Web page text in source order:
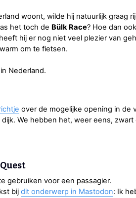
woont, wilde hij natuurlijk graag
het toch de Bülk Race? Hoe dan
hij er nog niet veel plezier van
om te fietsen.
Nederland.
over de mogelijke opening in de
We hebben het, weer eens,
gebruiken voor een passagier.
bij dit onderwerp in Mastodon: Ik